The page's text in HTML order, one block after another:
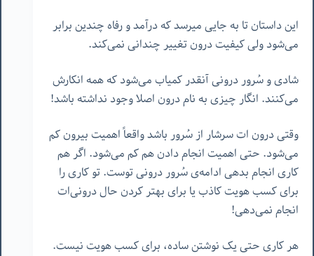
این داستان تا به جایی میرسد که درآمد و رفاه چندین برابر
می‌شود ولی کیفیت درون تغییر چندانی نمی‌کند.
شادی و سُرور درونی آنقدر کمیاب می‌شود که همه انکارش
می‌کنند. انگار چیزی به نام درون اصلا وجود نداشته باشد!
وقتی درون ات سرشار از سُرور باشد واقعاً اهمیت بیرون کم
می‌شود. حتی اهمیت انجام دادن هم کم می‌شود. اگر هم
کاری انجام بدهی ادامه‌ی سُرور درونی توست. تو کاری را
برای کسب هویت کاذب یا برای بهتر کردن حال درونی‌ات
انجام نمی‌دهی!
هر کاری حتی یک نوشتن ساده، برای کسب هویت نیست.